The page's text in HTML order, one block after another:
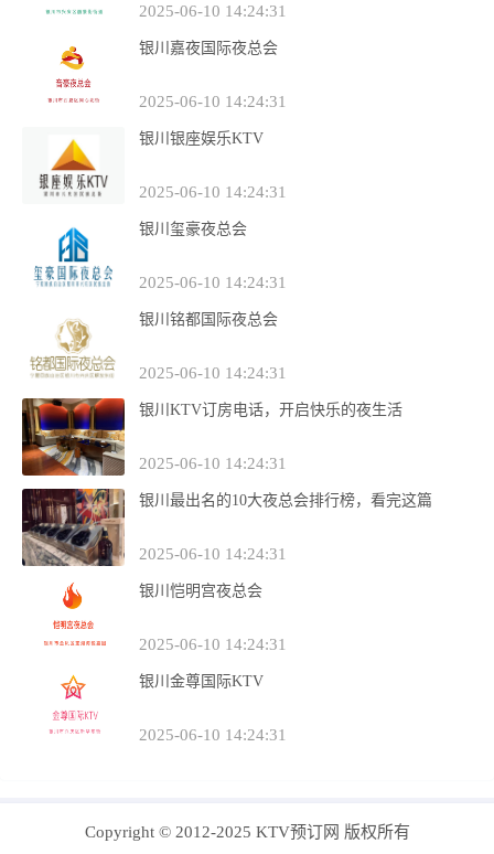
2025-06-10 14:24:31
银川嘉夜国际夜总会
2025-06-10 14:24:31
银川银座娱乐KTV
2025-06-10 14:24:31
银川玺豪夜总会
2025-06-10 14:24:31
银川铭都国际夜总会
2025-06-10 14:24:31
银川KTV订房电话，开启快乐的夜生活
2025-06-10 14:24:31
银川最出名的10大夜总会排行榜，看完这篇
2025-06-10 14:24:31
银川恺明宫夜总会
2025-06-10 14:24:31
银川金尊国际KTV
2025-06-10 14:24:31
Copyright © 2012-2025 KTV预订网 版权所有